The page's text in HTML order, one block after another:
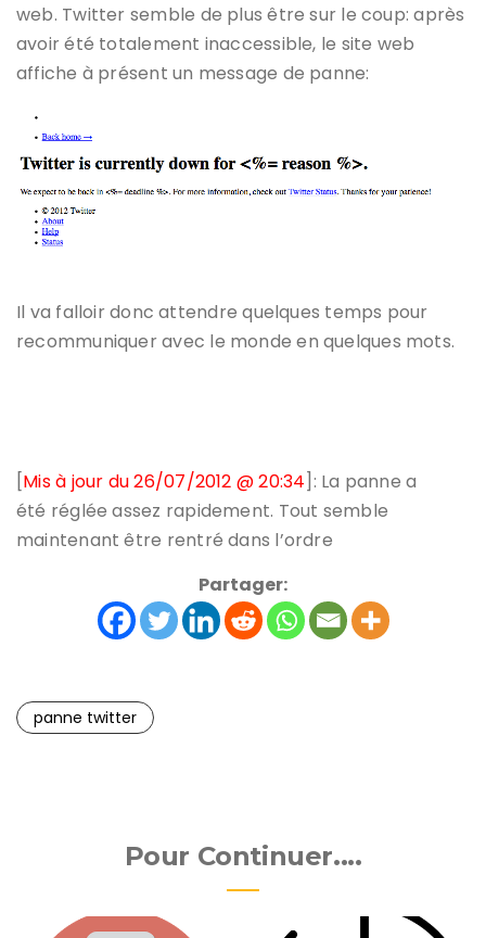
web. Twitter semble de plus être sur le coup: après
avoir été totalement inaccessible, le site web
affiche à présent un message de panne:
Il va falloir donc attendre quelques temps pour
recommuniquer avec le monde en quelques mots.
[Mis à jour du 26/07/2012 @ 20:34]: La panne a
été réglée assez rapidement. Tout semble
maintenant être rentré dans l’ordre
Partager:
panne twitter
Pour Continuer....